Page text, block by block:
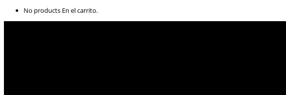
No products En el carrito.